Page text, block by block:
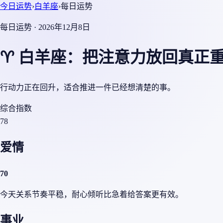
今日运势›白羊座›每日运势
每日运势 · 2026年12月8日
♈ 白羊座：把注意力放回真正
行动力正在回升，适合推进一件已经想清楚的事。
综合指数
78
爱情
70
今天关系节奏平稳，耐心倾听比急着给答案更有效。
事业